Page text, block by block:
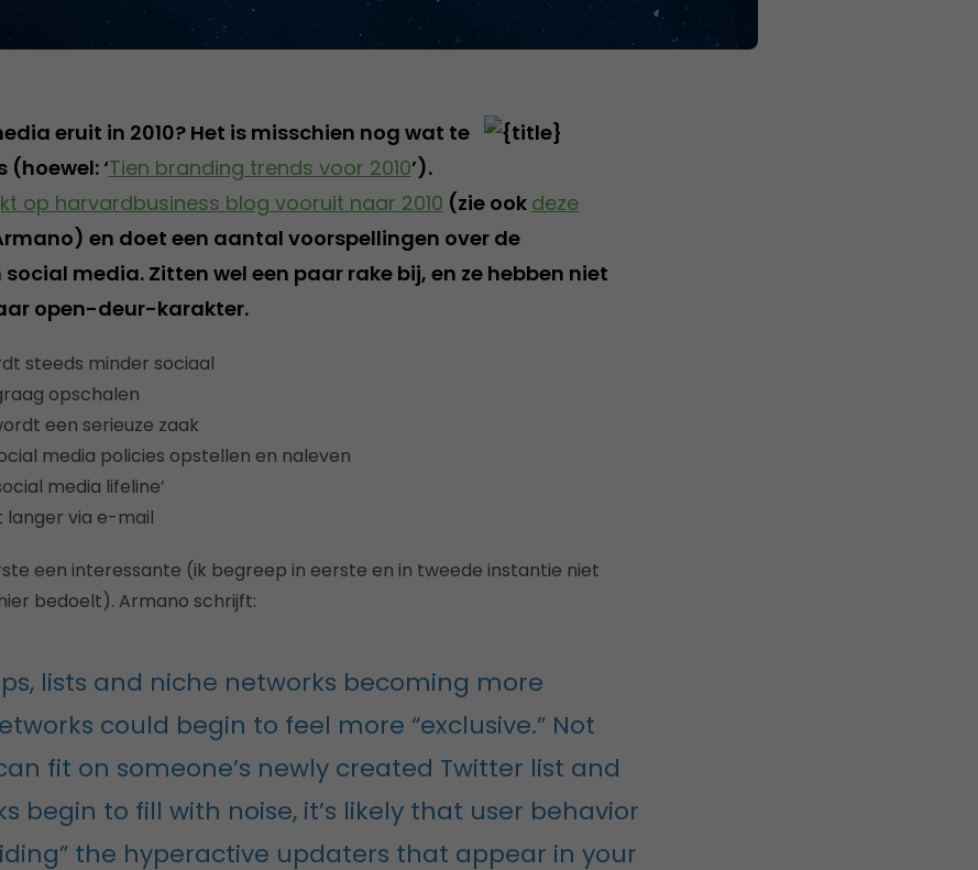
eruit in 2010? Het is misschien nog wat te
‘Tien branding trends voor 2010’).
op harvardbusiness blog vooruit naar 2010 (zie ook deze
en doet een aantal voorspellingen over de
media. Zitten wel een paar rake bij, en ze hebben niet
open-deur-karakter.
steeds minder sociaal
opschalen
een serieuze zaak
media policies opstellen en naleven
media lifeline’
langer via e-mail
een interessante (ik begreep in eerste en in tweede instantie niet
bedoelt). Armano schrijft:
lists and niche networks becoming more
could begin to feel more “exclusive.” Not
fit on someone’s newly created Twitter list and
begin to fill with noise, it’s likely that user behavior
the hyperactive updaters that appear in your